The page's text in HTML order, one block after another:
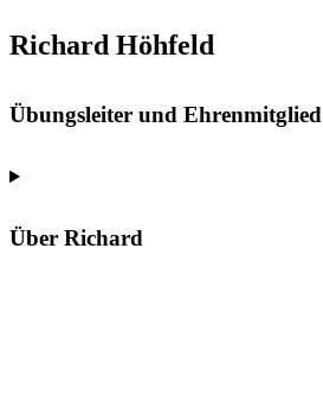
Richard Höhfeld
Übungsleiter und Ehrenmitglied
Über Richard